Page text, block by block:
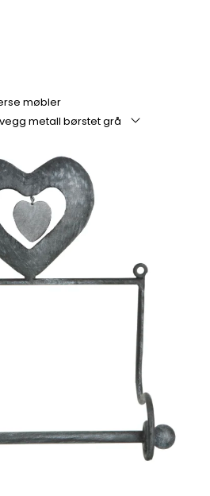
møbler
metall børstet grå